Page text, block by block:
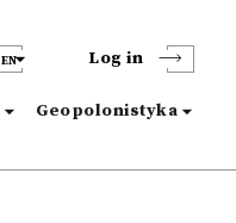
EN Log in
Geopolonistyka